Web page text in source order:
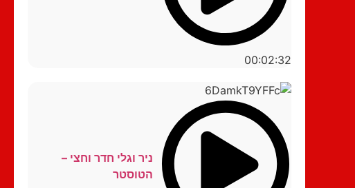
00:02:32
ניר וגלי חדר וחצי –
הטוסטר